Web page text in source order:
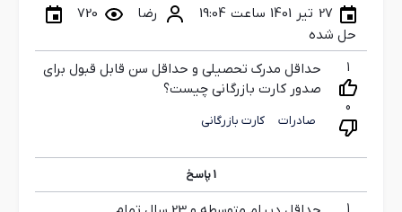
27 تیر 1401 ساعت 19:04 رضا
720
حل شده
1
0
حداقل مدرک تحصیلی و حداقل سن قابل قبول برای
صدور کارت بازرگانی چیست؟
صادرات کارت بازرگانی
1پاسخ